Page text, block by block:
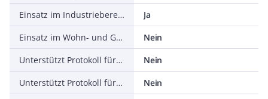
Einsatz im Industriebereich zulässig
Ja
Einsatz im Wohn- und Gewerbebereich zulässig
Nein
Unterstützt Protokoll für TCP/IP
Nein
Unterstützt Protokoll für PROFIBUS
Nein